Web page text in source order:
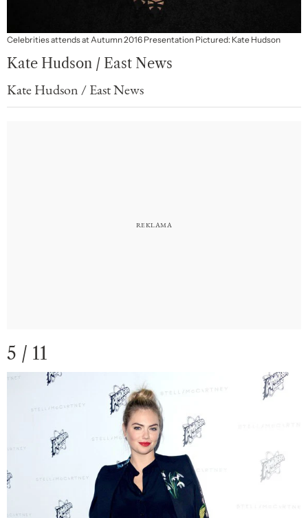
Celebrities attends at Autumn 2016 Presentation Pictured: Kate Hudson
Kate Hudson / East News
Kate Hudson / East News
5 / 11